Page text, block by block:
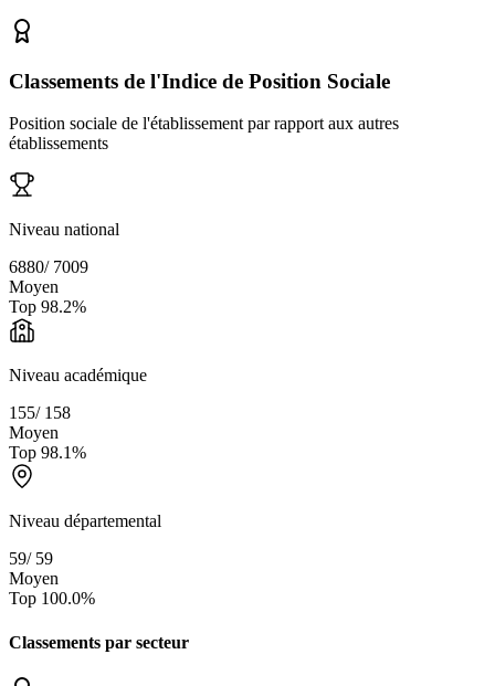
Classements de l'Indice de Position Sociale
Position sociale de l'établissement par rapport aux autres
établissements
Niveau national
6880/ 7009
Moyen
Top 98.2%
Niveau académique
155/ 158
Moyen
Top 98.1%
Niveau départemental
59/ 59
Moyen
Top 100.0%
Classements par secteur